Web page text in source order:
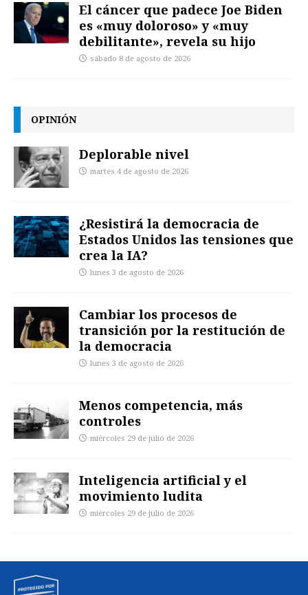
El cáncer que padece Joe Biden
es «muy doloroso» y «muy
debilitante», revela su hijo
sábado 8 de agosto de 2026
OPINIÓN
Deplorable nivel
martes 4 de agosto de 2026
¿Resistirá la democracia de
Estados Unidos las tensiones que
crea la IA?
lunes 3 de agosto de 2026
Cambiar los procesos de
transición por la restitución de
la democracia
lunes 3 de agosto de 2026
Menos competencia, más
controles
miércoles 29 de julio de 2026
Inteligencia artificial y el
movimiento ludita
miércoles 29 de julio de 2026